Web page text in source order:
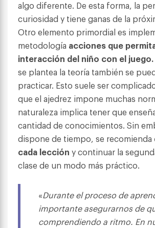
algo diferente. De esta forma, la
curiosidad y tiene ganas de la
Otro elemento primordial es
metodología acciones que
interacción del niño con el juego.
se plantea la teoría también se
practicar. Esto suele ser
que el ajedrez impone muchas
naturaleza implica tener que
cantidad de conocimientos. Sin
dispone de tiempo, se recomienda
cada lección y continuar la
clase de un modo más práctico.
«Durante el proceso de
importante asegurarnos de
comprendiendo a ritmo. En